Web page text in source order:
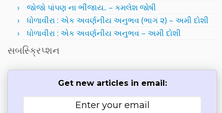
જોજો પાંપણ ના ભીંજાય.. – કમલેશ જોષી
ધોળાવીરા : એક અવર્ણનીય અનુભવ (ભાગ ૨) – અમી દોશી
ધોળાવીરા : એક અવર્ણનીય અનુભવ – અમી દોશી
સબસ્ક્રિપ્શન
Get new articles in email: